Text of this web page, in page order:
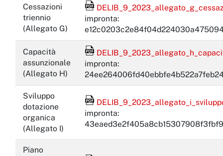
Cessazioni
triennio
(Allegato G)
File Acrobat Reader
impronta:
Capacità
assunzionale
(Allegato H)
File Acrobat Reader
impronta:
Sviluppo
dotazione
organica
(Allegato I)
File Acrobat Reader
impronta:
Piano